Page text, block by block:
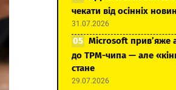
чекати від осінніх
31.07.2026
Microsoft прив’яже
до TPM-чипа — але
стане
29.07.2026